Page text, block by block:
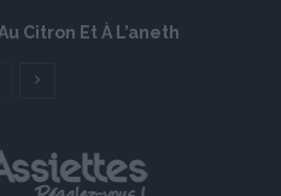
Citron Et À L’aneth
Page